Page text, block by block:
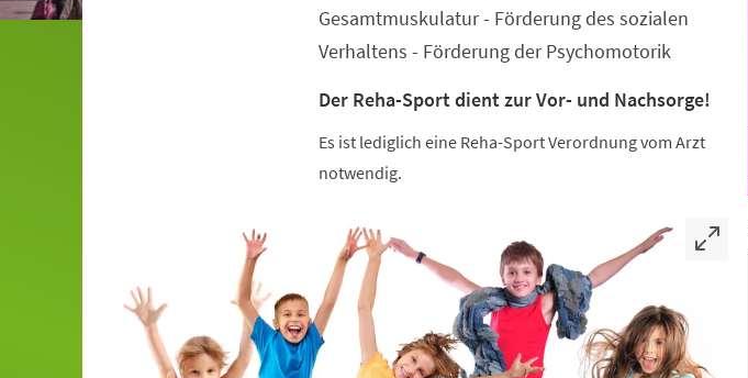
Gesamtmuskulatur - Förderung des sozialen
Verhaltens - Förderung der Psychomotorik
Der Reha-Sport dient zur Vor- und Nachsorge!
Es ist lediglich eine Reha-Sport Verordnung vom Arzt
notwendig.